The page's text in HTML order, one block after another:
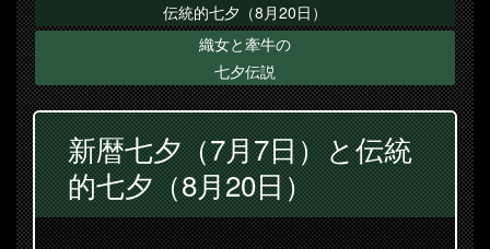
伝統的七夕（8月20日）
織女と牽牛の
七夕伝説
新暦七夕（7月7日）と伝統
的七夕（8月20日）